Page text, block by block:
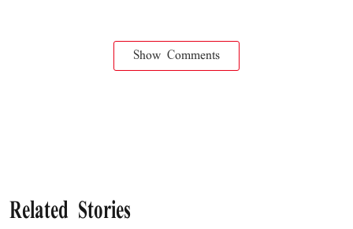
Show Comments
Related Stories